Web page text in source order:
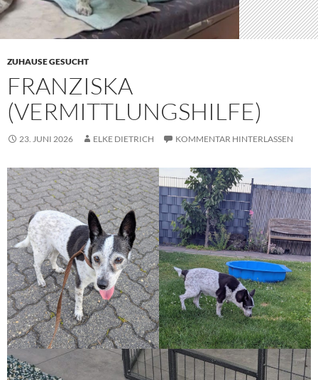
ZUHAUSE GESUCHT
FRANZISKA
(VERMITTLUNGSHILFE)
23. JUNI 2026 ELKE DIETRICH KOMMENTAR HINTERLASSEN